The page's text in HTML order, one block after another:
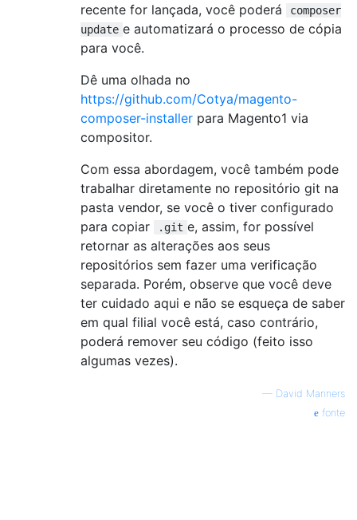
recente for lançada, você poderá
composer
update e automatizará o processo de cópia
para você.
Dê uma olhada no
https://github.com/Cotya/magento-
composer-installer para Magento1 via
compositor.
Com essa abordagem, você também pode
trabalhar diretamente no repositório git na
pasta vendor, se você o tiver configurado
para copiar
.git e, assim, for possível
retornar as alterações aos seus
repositórios sem fazer uma verificação
separada. Porém, observe que você deve
ter cuidado aqui e não se esqueça de saber
em qual filial você está, caso contrário,
poderá remover seu código (feito isso
algumas vezes).
— David Manners
fonte